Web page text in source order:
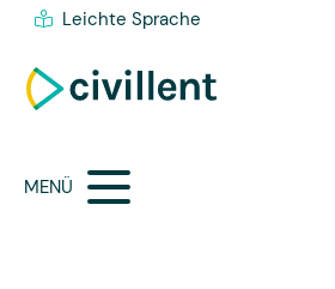
Leichte Sprache
MENÜ